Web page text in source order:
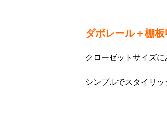
ダボレール＋棚
クローゼットサイズ
シンプルでスタイリ